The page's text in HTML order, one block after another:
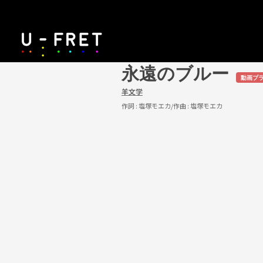
永遠のブルー 動画プ
羊文学
作詞 :塩塚モエカ/作曲 :塩塚モエカ